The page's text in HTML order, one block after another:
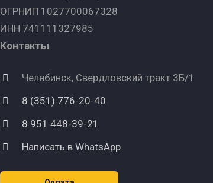
ОГРНИП 1027700067328
ИНН 741111327985
Контакты
Челябинск, Свердловский тракт 3Б/1
8 (351) 776-20-40
8 951 448-39-21
Написать в WhatsApp